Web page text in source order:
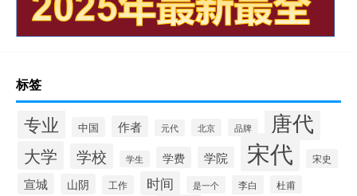
标签
专业 中国 作者 元代 北京 品牌 唐代
大学 学校 学生 学费 学院 宋代 宋史
宣城 山阴 工作 时间 是一个 李白 杜甫